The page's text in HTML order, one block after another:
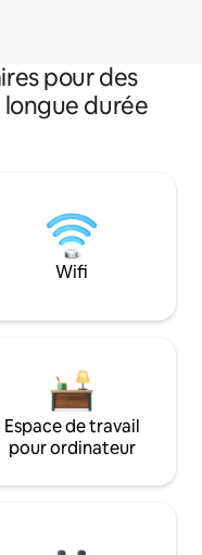
pour des
durée
Wifi
Espace de travail
pour ordinateur